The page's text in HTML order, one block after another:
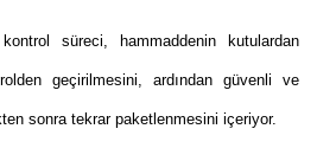
süreci, hammaddenin kutulardan
geçirilmesini, ardından güvenli ve
sonra tekrar paketlenmesini içeriyor.